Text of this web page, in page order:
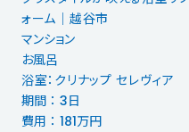
ォーム│越谷市
マンション
お風呂
浴室：クリナップ セレヴィア
期間 ： 3日
費用 ： 181万円